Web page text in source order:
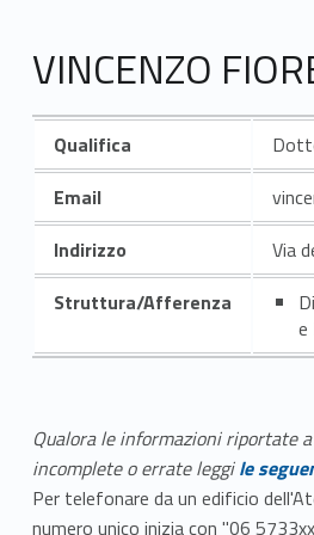
VINCENZO
Qualifica
Email
Indirizzo
Via
Struttura/Afferenza
e
Qualora le informazioni riportate
incomplete o errate leggile
Per telefonare da un edificio
numero unico inizia con "06